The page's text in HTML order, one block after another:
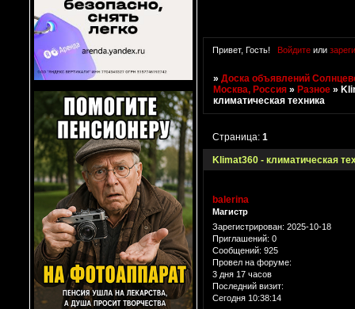
Привет, Гость! Войдитеили
»Доска объявлений
Москва, Россия »Разное »
климатическая техника
Klimat360 - климатическая
Страница:1
balerina
Магистр
Зарегистрирован: 2025-10-18
Приглашений: 0
Сообщений: 925
Провел на форуме:
3 дня 17 часов
Последний визит:
Сегодня 10:38:14